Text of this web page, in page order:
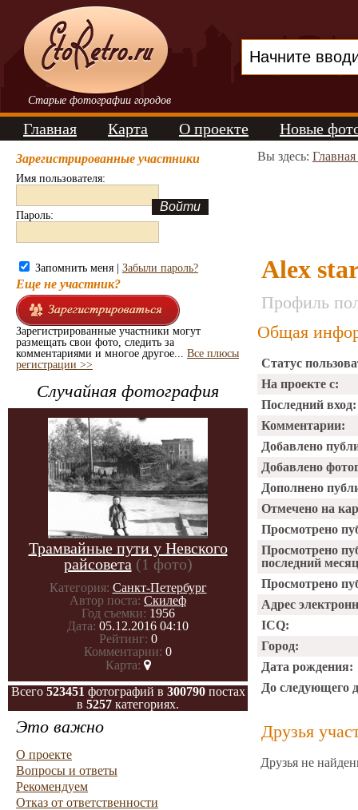
Старые фотографии городов
Главная Карта О проекте Новые
Зарегистрированные участники
Имя пользователя:
Пароль:
Запомнить меня | Забыли пароль?
Еще не участник?
Зарегистрированные участники могут
размещать свои фото, следить за
комментариями и многое другое... Все плюсы
регистрации >>
Случайная фотография
Трамвайные пути у Невского
райсовета (1 фото)
Категория: Санкт-Петербург
Автор поста: Скилеф
Год съемки: 1956
Дата: 05.12.2016 04:10
Рейтинг: 0
Комментарии: 0
Карта:
Всего 523451 фотографий в 300790постах
в 5257 категориях.
Это важно
О проекте
Вопросы и ответы
Рекомендуем
Отказ от ответственности
Вы здесь:
Alex
Профиль
Общая
Статус
На проекте с:
Последний вход:
Комментарии:
Добавлено
Добавлено
Дополнено
Отмечено на
Просмотрено
Просмотрено
последний
Просмотрено
Адрес
ICQ:
Город:
Дата рождения:
До следующего
Друзья
Друзья не